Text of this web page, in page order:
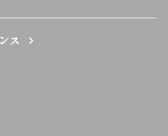
ス